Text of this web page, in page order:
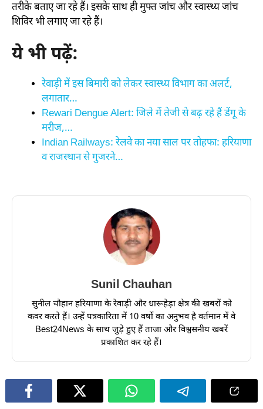
तरीके बताए जा रहे हैं। इसके साथ ही मुफ्त जांच और स्वास्थ्य जांच
शिविर भी लगाए जा रहे हैं।
ये भी पढ़ें:
रेवाड़ी में इस बिमारी को लेकर स्वास्थ्य विभाग का अलर्ट,
लगातार…
Rewari Dengue Alert: जिले में तेजी से बढ़ रहे हैं डेंगू के
मरीज,…
Indian Railways: रेलवे का नया साल पर तोहफा: हरियाणा
व राजस्थान से गुजरने…
Sunil Chauhan
सुनील चौहान हरियाणा के रेवाड़ी और धारूहेड़ा क्षेत्र की खबरों को
कवर करते हैं। उन्हें पत्रकारिता में 10 वर्षों का अनुभव है वर्तमान में वे
Best24News के साथ जुड़े हुए हैं ताजा और विश्वसनीय खबरें
प्रकाशित कर रहे हैं।